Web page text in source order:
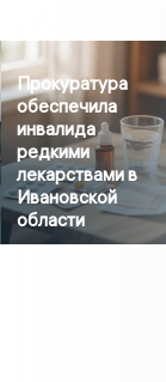
Прокуратура
обеспечила
инвалида
редкими
лекарствами в
Ивановской
области